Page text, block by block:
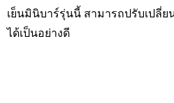
เย็นมินิบาร์รุ่นนี้ สามารถปรับเปลี่ย
ได้เป็นอย่างดี